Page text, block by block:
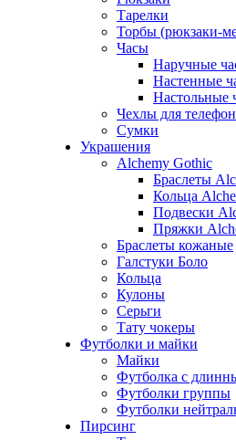
Тарелки
Торбы (рюкзаки-
Часы
Наручные
Настенные
Настольные
Чехлы для
Сумки
Украшения
Alchemy Gothic
Браслеты
Кольца
Подвески
Пряжки
Браслеты кожаные
Галстуки Боло
Кольца
Кулоны
Серьги
Тату чокеры
Футболки и майки
Майки
Футболка с
Футболки группы
Футболки
Пирсинг